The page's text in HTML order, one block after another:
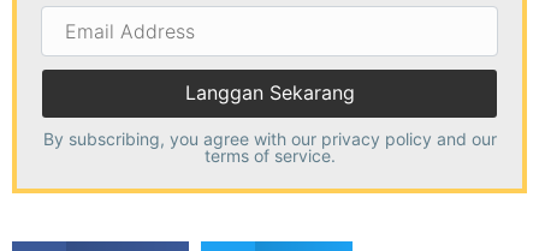
Email
Address
By subscribing, you agree with our privacy policy and our
terms of service.